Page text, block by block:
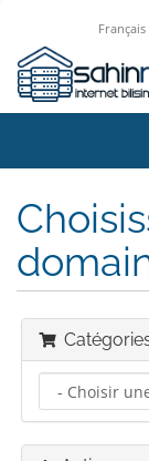
Français